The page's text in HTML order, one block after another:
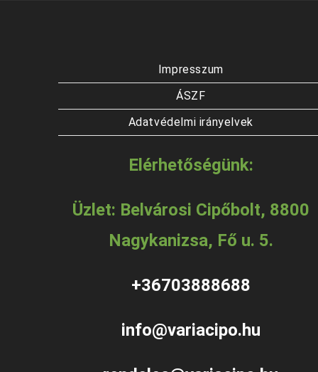
Impresszum
ÁSZF
Adatvédelmi irányelvek
Elérhetőségünk:
Üzlet: Belvárosi Cipőbolt, 8800
Nagykanizsa, Fő u. 5.
+36703888688
info@variacipo.hu